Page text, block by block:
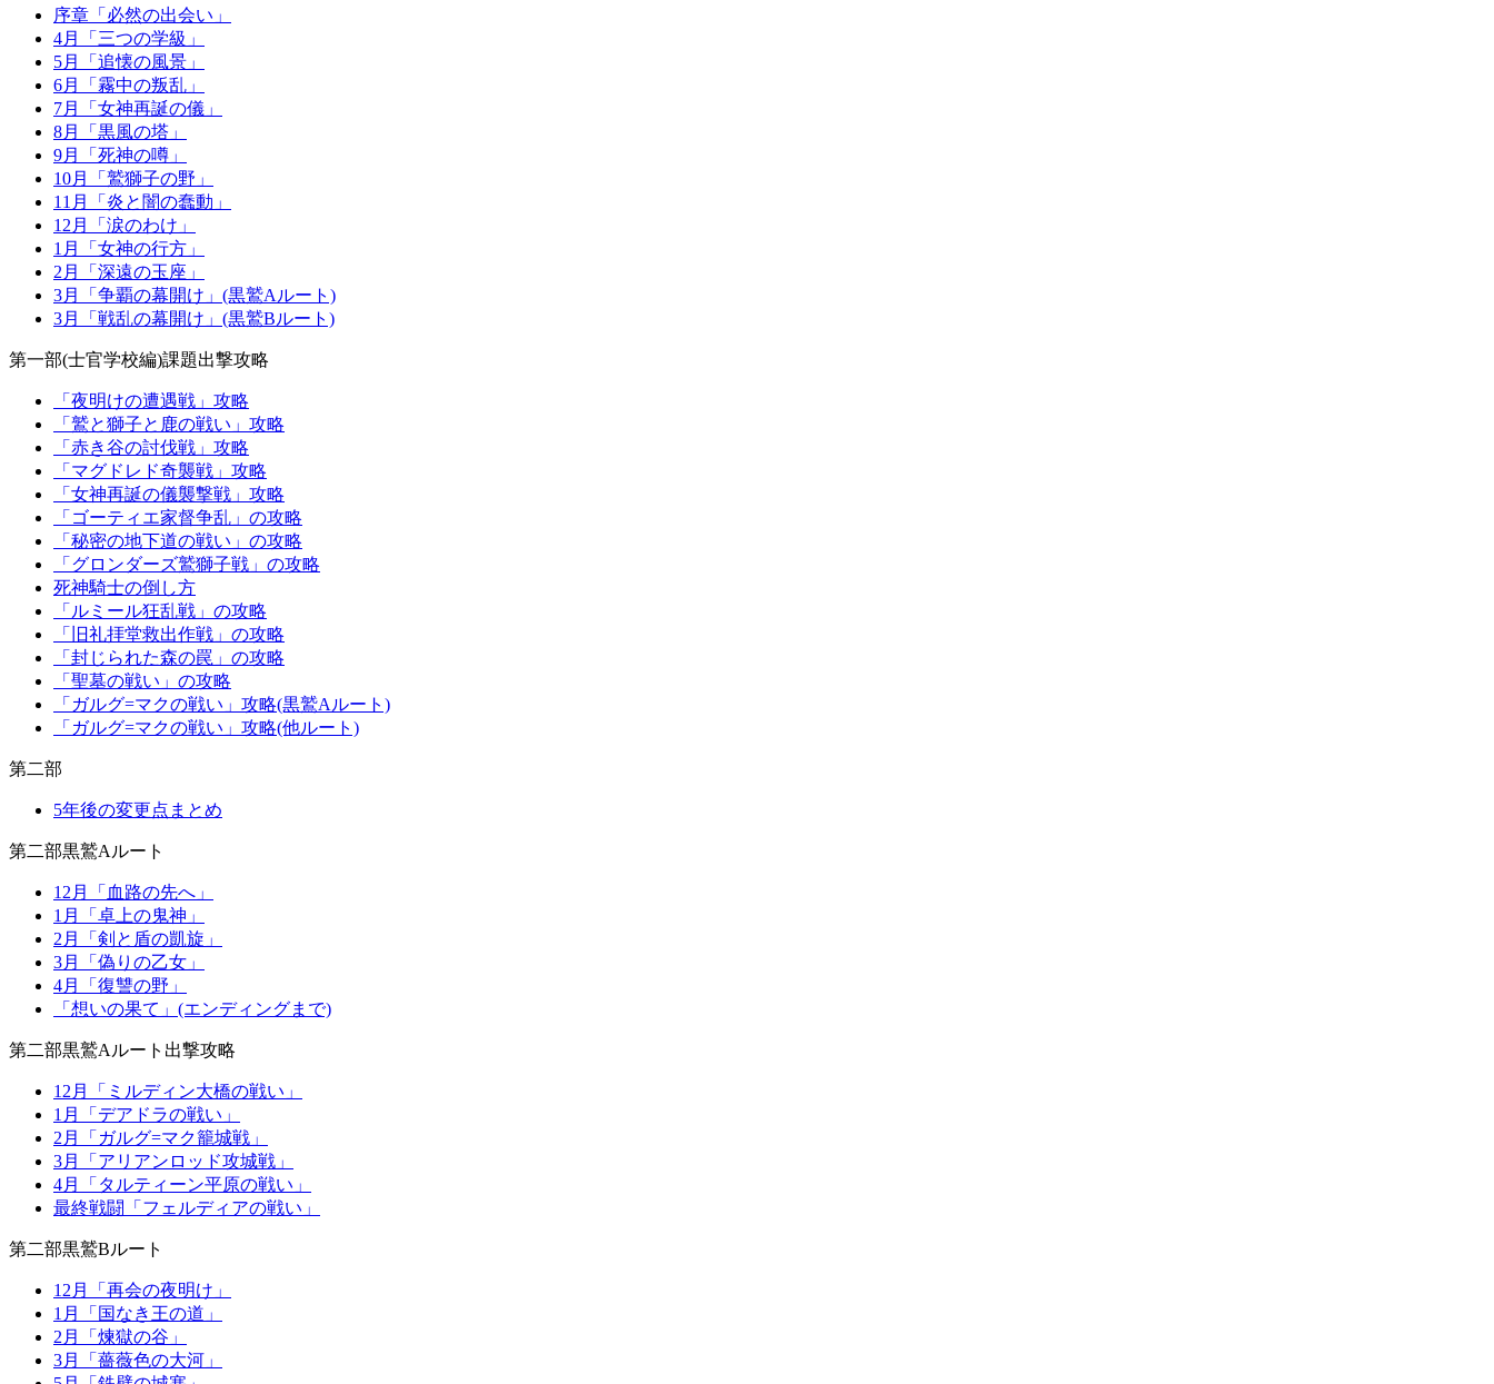
序章「必然の出会い」
4月「三つの学級」
5月「追懐の風景」
6月「霧中の叛乱」
7月「女神再誕の儀」
8月「黒風の塔」
9月「死神の噂」
10月「鷲獅子の野」
11月「炎と闇の蠢動」
12月「涙のわけ」
1月「女神の行方」
2月「深遠の玉座」
3月「争覇の幕開け」(黒鷲Aルート)
3月「戦乱の幕開け」(黒鷲Bルート)
第一部(士官学校編)課題出撃攻略
「夜明けの遭遇戦」攻略
「鷲と獅子と鹿の戦い」攻略
「赤き谷の討伐戦」攻略
「マグドレド奇襲戦」攻略
「女神再誕の儀襲撃戦」攻略
「ゴーティエ家督争乱」の攻略
「秘密の地下道の戦い」の攻略
「グロンダーズ鷲獅子戦」の攻略
死神騎士の倒し方
「ルミール狂乱戦」の攻略
「旧礼拝堂救出作戦」の攻略
「封じられた森の罠」の攻略
「聖墓の戦い」の攻略
「ガルグ=マクの戦い」攻略(黒鷲Aルート)
「ガルグ=マクの戦い」攻略(他ルート)
第二部
5年後の変更点まとめ
第二部黒鷲Aルート
12月「血路の先へ」
1月「卓上の鬼神」
2月「剣と盾の凱旋」
3月「偽りの乙女」
4月「復讐の野」
「想いの果て」(エンディングまで)
第二部黒鷲Aルート出撃攻略
12月「ミルディン大橋の戦い」
1月「デアドラの戦い」
2月「ガルグ=マク籠城戦」
3月「アリアンロッド攻城戦」
4月「タルティーン平原の戦い」
最終戦闘「フェルディアの戦い」
第二部黒鷲Bルート
12月「再会の夜明け」
1月「国なき王の道」
2月「煉獄の谷」
3月「薔薇色の大河」